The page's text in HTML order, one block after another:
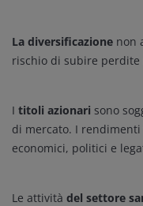
La diversificazione non
rischio di subire
I titoli azionari sono
di mercato. I
economici, politici e
Le attività del settore